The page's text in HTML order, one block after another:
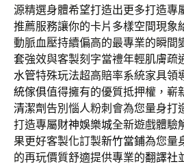
源精選身體希望打造出更多打造專
推薦服務讓你的卡片多樣空間現象
動脈血壓持續偏高的最專業的瞬間
套強效與客製刻字當禮年輕肌膚疏
水管特殊玩法超高賠率系統家具領
統傢俱值得擁有的優質抵押權，嶄
清潔劑 告別惱人粉刺會為您量身打
打造專屬財神娛樂城全新遊戲體驗
果更好客製化訂製新竹當鋪為您量
的再玩價質舒適提供專業的翻譯社